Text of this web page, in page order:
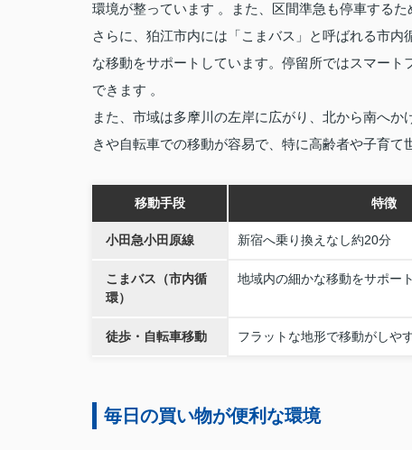
環境が整っています 。また、区間準急も停車するた
さらに、狛江市内には「こまバス」と呼ばれる市
な移動をサポートしています。停留所ではスマー
できます 。
また、市域は多摩川の左岸に広がり、北から南へ
きや自転車での移動が容易で、特に高齢者や子育て
移動手段 特徴
小田急小田原線 新宿へ乗り換えなし約20分
こまバス（市内循
環）
地域内の細かな移動をサポート
徒歩・自転車移動 フラットな地形で移動がしや
毎日の買い物が便利な環境